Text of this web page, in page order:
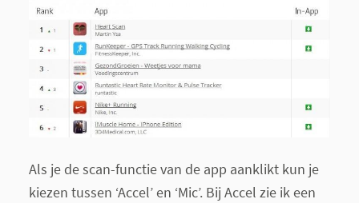
Als je de scan-functie van de app aanklikt kun je
kiezen tussen ‘Accel’ en ‘Mic’. Bij Accel zie ik een